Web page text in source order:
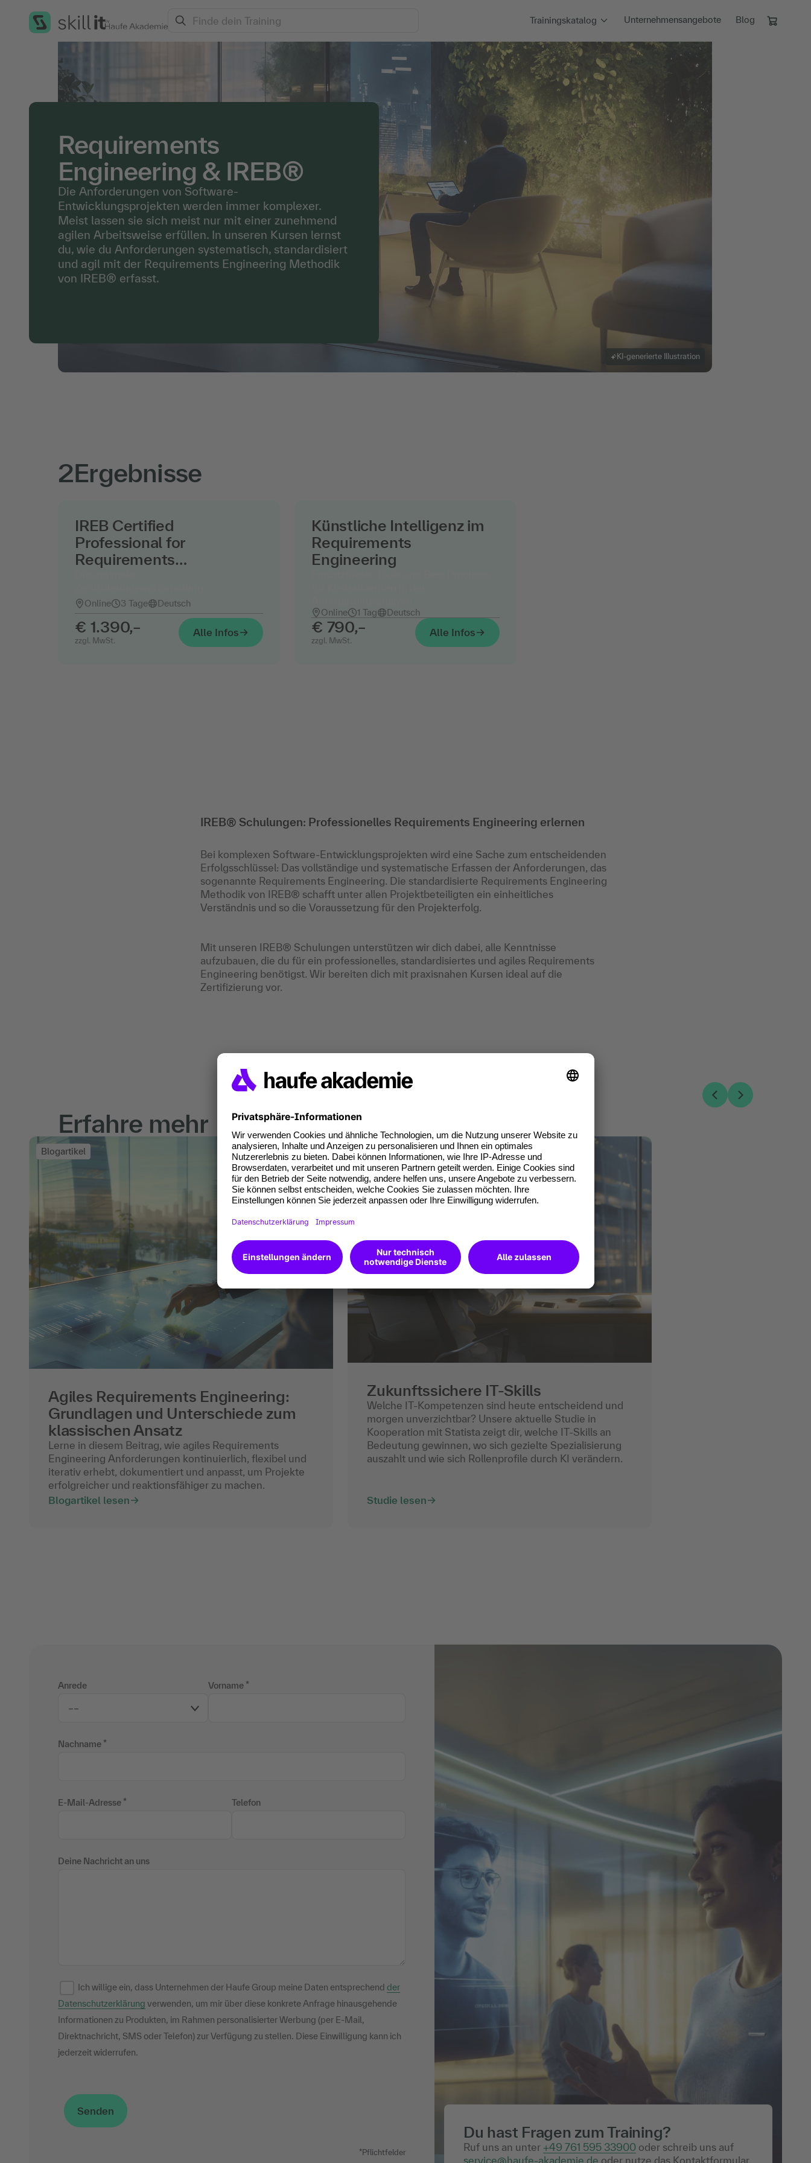
Trainingskatalog
Unternehmensangebote Blog
Alle Trainings Requirements Engineering & IREB®
Requirements
Engineering & IREB®
Die Anforderungen von Software-
Entwicklungsprojekten werden immer komplexer.
Meist lassen sie sich meist nur mit einer zunehmend
agilen Arbeitsweise erfüllen. In unseren Kursen lernst
du, wie du Anforderungen systematisch, standardisiert
und agil mit der Requirements Engineering Methodik
von IREB® erfasst.
KI-generierte Illustration
2Ergebnisse
IREB Certified
Professional for
Requirements
Online 3 Tage Deutsch
€ 1.390,–
zzgl. MwSt.
Alle Infos
Künstliche Intelligenz im
Requirements
Engineering
Online 1 Tag Deutsch
€ 790,–
zzgl. MwSt.
Alle Infos
IREB® Schulungen: Professionelles Requirements Engineering erlernen
Bei komplexen Software-Entwicklungsprojekten wird eine Sache zum entscheidenden
Erfolgsschlüssel: Das vollständige und systematische Erfassen der Anforderungen, das
sogenannte Requirements Engineering. Die standardisierte Requirements Engineering
Methodik von IREB® schafft unter allen Projektbeteiligten ein einheitliches
Verständnis und so die Voraussetzung für den Projekterfolg.
Mit unseren IREB® Schulungen unterstützen wir dich dabei, alle Kenntnisse
aufzubauen, die du für ein professionelles, standardisiertes und agiles Requirements
Engineering benötigst. Wir bereiten dich mit praxisnahen Kursen ideal auf die
Zertifizierung vor.
Erfahre mehr
Blogartikel
Agiles Requirements Engineering:
Grundlagen und Unterschiede zum
klassischen Ansatz
Lerne in diesem Beitrag, wie agiles Requirements
Engineering Anforderungen kontinuierlich, flexibel und
iterativ erhebt, dokumentiert und anpasst, um Projekte
erfolgreicher und reaktionsfähiger zu machen.
Blogartikel lesen
Whitepaper
Zukunftssichere IT-Skills
Welche IT-Kompetenzen sind heute entscheidend und
morgen unverzichtbar? Unsere aktuelle Studie in
Kooperation mit Statista zeigt dir, welche IT-Skills an
Bedeutung gewinnen, wo sich gezielte Spezialisierung
auszahlt und wie sich Rollenprofile durch KI verändern.
Studie lesen
Anrede Vorname
Nachname
E-Mail-Adresse Telefon
Deine Nachricht an uns
Ich willige ein, dass Unternehmen der Haufe Group meine Daten entsprechend der
Datenschutzerklärung verwenden, um mir über diese konkrete Anfrage hinausgehende
Informationen zu Produkten, im Rahmen personalisierter Werbung (per E-Mail,
Direktnachricht, SMS oder Telefon) zur Verfügung zu stellen. Diese Einwilligung kann ich
jederzeit widerrufen.
*Pflichtfelder
Du hast Fragen zum Training?
Ruf uns an unter +49 761 595 33900 oder schreib uns auf
service@haufe-akademie.de oder nutze das Kontaktformular.